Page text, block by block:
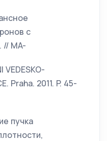
с
// MA-
VEDESKO-
Praha. 2011. P. 45-
пучка